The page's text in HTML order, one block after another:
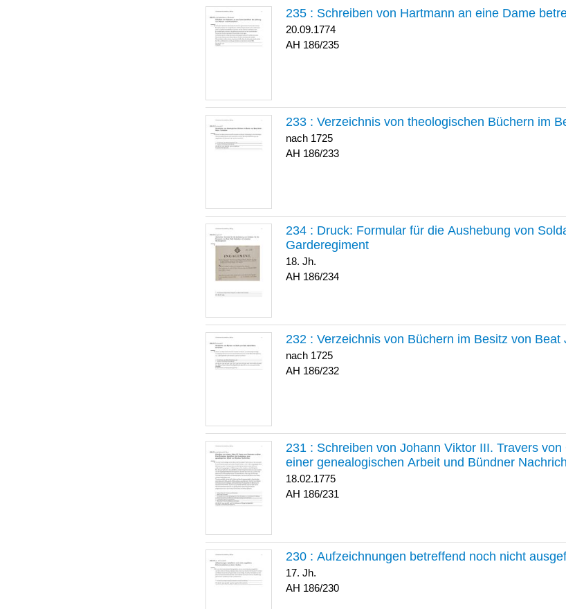
235 : Schreiben von Hartmann an eine Dame
20.09.1774
186/235
233 : Verzeichnis von theologischen Büchern im
nach 1725
186/233
234 : Druck: Formular für die Aushebung von
Garderegiment
18. Jh.
186/234
232 : Verzeichnis von Büchern im Besitz von Beat
nach 1725
186/232
231 : Schreiben von Johann Viktor III. Travers
einer genealogischen Arbeit und Bündner
18.02.1775
186/231
230 : Aufzeichnungen betreffend noch nicht
17. Jh.
186/230